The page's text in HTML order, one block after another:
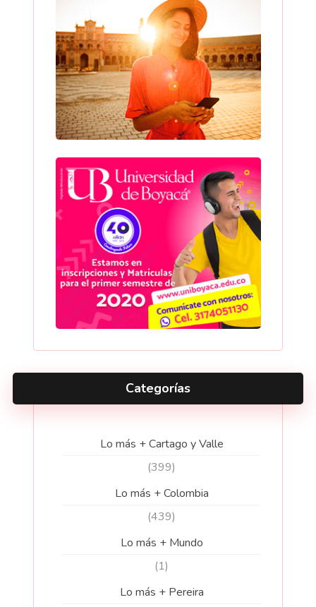
Categorías
Lo más + Cartago y Valle
(399)
Lo más + Colombia
(439)
Lo más + Mundo
(1)
Lo más + Pereira